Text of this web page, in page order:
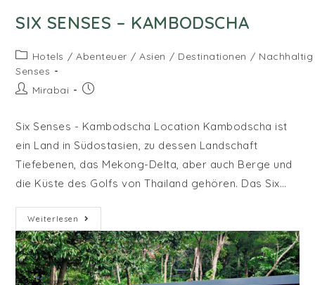
SIX SENSES – KAMBODSCHA
Beitrags-
Kategorie:
Hotels / Abenteuer / Asien / Destinationen / Nachhaltig
Senses
Beitrags-
Mirabai
Beitrag
Six Senses - Kambodscha Location Kambodscha ist
ein Land in Südostasien, zu dessen Landschaft
Tiefebenen, das Mekong-Delta, aber auch Berge und
die Küste des Golfs von Thailand gehören. Das Six…
Weiterlesen Six
Senses
–
Kambodscha